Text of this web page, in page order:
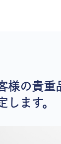
様の貴重
します。